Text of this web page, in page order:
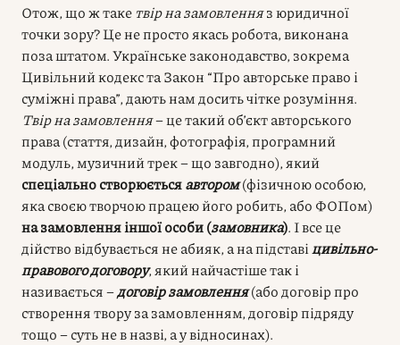
Отож, що ж таке твір на замовленняз юридичної
точки зору? Це не просто якась робота, виконана
поза штатом. Українське законодавство, зокрема
Цивільний кодекс та Закон “Про авторське право і
суміжні права”, дають нам досить чітке розуміння.
Твір на замовлення– це такий об’єкт авторського
права (стаття, дизайн, фотографія, програмний
модуль, музичний трек – що завгодно), який
спеціально створюєтьсяавтором(фізичною особою,
яка своєю творчою працею його робить, або ФОПом)
на замовлення іншої особи (замовника). І все це
дійство відбувається не абияк, а на підставі цивільно-
правового договору, який найчастіше так і
називається –договір замовлення(або договір про
створення твору за замовленням, договір підряду
тощо – суть не в назві, а у відносинах).